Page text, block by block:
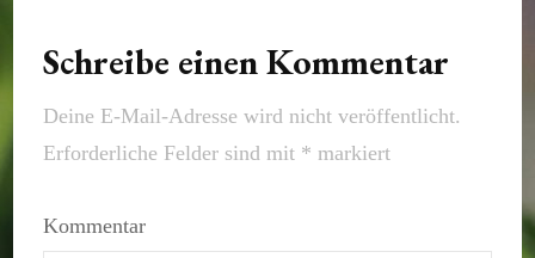
Schreibe einen Kommentar
Deine E-Mail-Adresse wird nicht veröffentlicht.
Erforderliche Felder sind mit * markiert
Kommentar